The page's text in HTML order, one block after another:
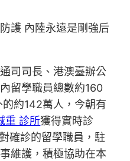
護 內陸永遠是剛強后
司司長、港澳臺辦公
留學職員總數約160
約142萬人，今朝有
重 診所獲得實時診
確診的留學職員，駐
維護，積極協助在本